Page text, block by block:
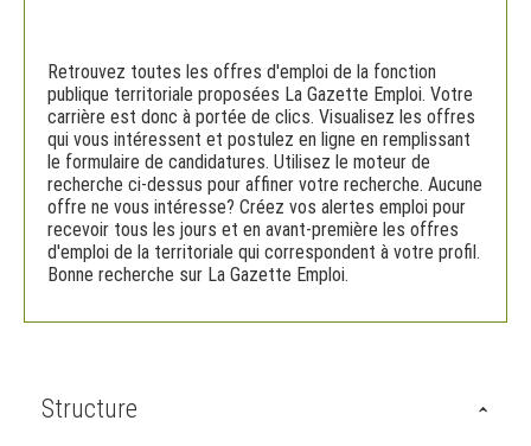
Retrouvez toutes les offres d'emploi de la fonction
publique territoriale proposées La Gazette Emploi. Votre
carrière est donc à portée de clics. Visualisez les offres
qui vous intéressent et postulez en ligne en remplissant
le formulaire de candidatures. Utilisez le moteur de
recherche ci-dessus pour affiner votre recherche. Aucune
offre ne vous intéresse? Créez vos alertes emploi pour
recevoir tous les jours et en avant-première les offres
d'emploi de la territoriale qui correspondent à votre profil.
Bonne recherche sur La Gazette Emploi.
Structure